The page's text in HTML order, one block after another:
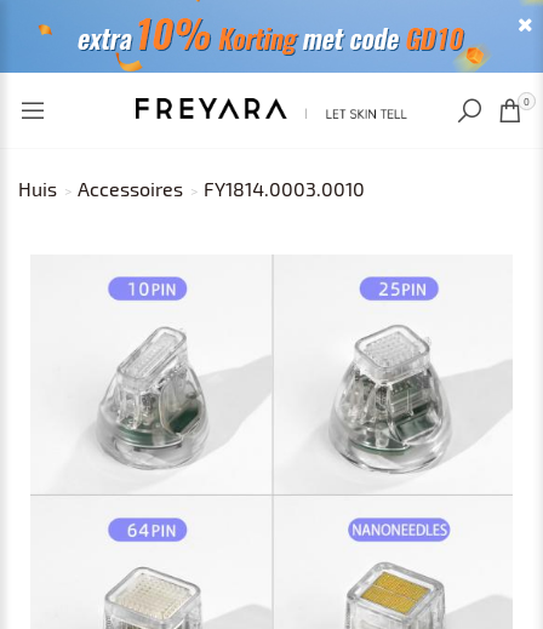
RECENT BEKEKEN 0
Huis Accessoires FY1814.0003.0010